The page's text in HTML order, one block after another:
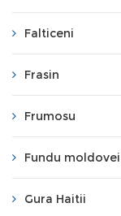
Falticeni
Frasin
Frumosu
Fundu moldovei
Gura Haitii